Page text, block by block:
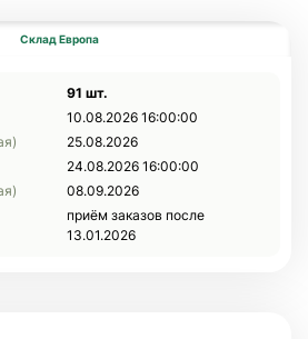
Склад Европа
91 шт.
10.08.2026 16:00:00
25.08.2026
24.08.2026 16:00:00
08.09.2026
приём заказов после
13.01.2026